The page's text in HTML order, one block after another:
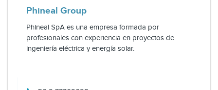
Phineal Group
Phineal SpA es una empresa formada por
profesionales con experiencia en proyectos de
ingeniería eléctrica y energía solar.